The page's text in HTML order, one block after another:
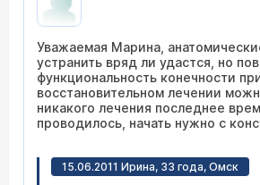
болевых ощущений нет.
Уважаемая Марина,
устранить вряд ли удастся, но
функциональность конечности
восстановительном лечении
никакого лечения последнее
проводилось, начать нужно с
15.06.2011 Ирина, 33 года, Омск